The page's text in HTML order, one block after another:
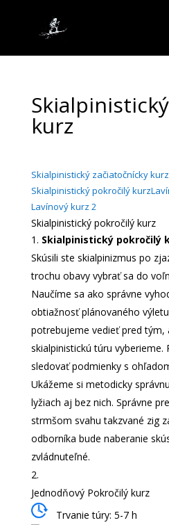
kurz
Skialpinistický začiatočnícky kurz
Skialpinistický pokročilý kurz
Lavínový kurz 2
Skialpinistický pokročilý kurz
Skialpinistický pokročilý
Skúsili ste skialpinizmus po
trochu obavy vybrať sa do
Naučíme sa ako správne
obtiažnosť plánovaného
potrebujeme vedieť pred tým,
skialpinistickú túru vyberieme.
sledovať podmienky s
Ukážeme si metodicky
lyžiach aj bez nich. Správne
strmšom svahu takzvané zig
odborníka bude naberanie
zvládnuteľné.
Jednodňový Pokročilý kurz
Trvanie túry: 5-7 h